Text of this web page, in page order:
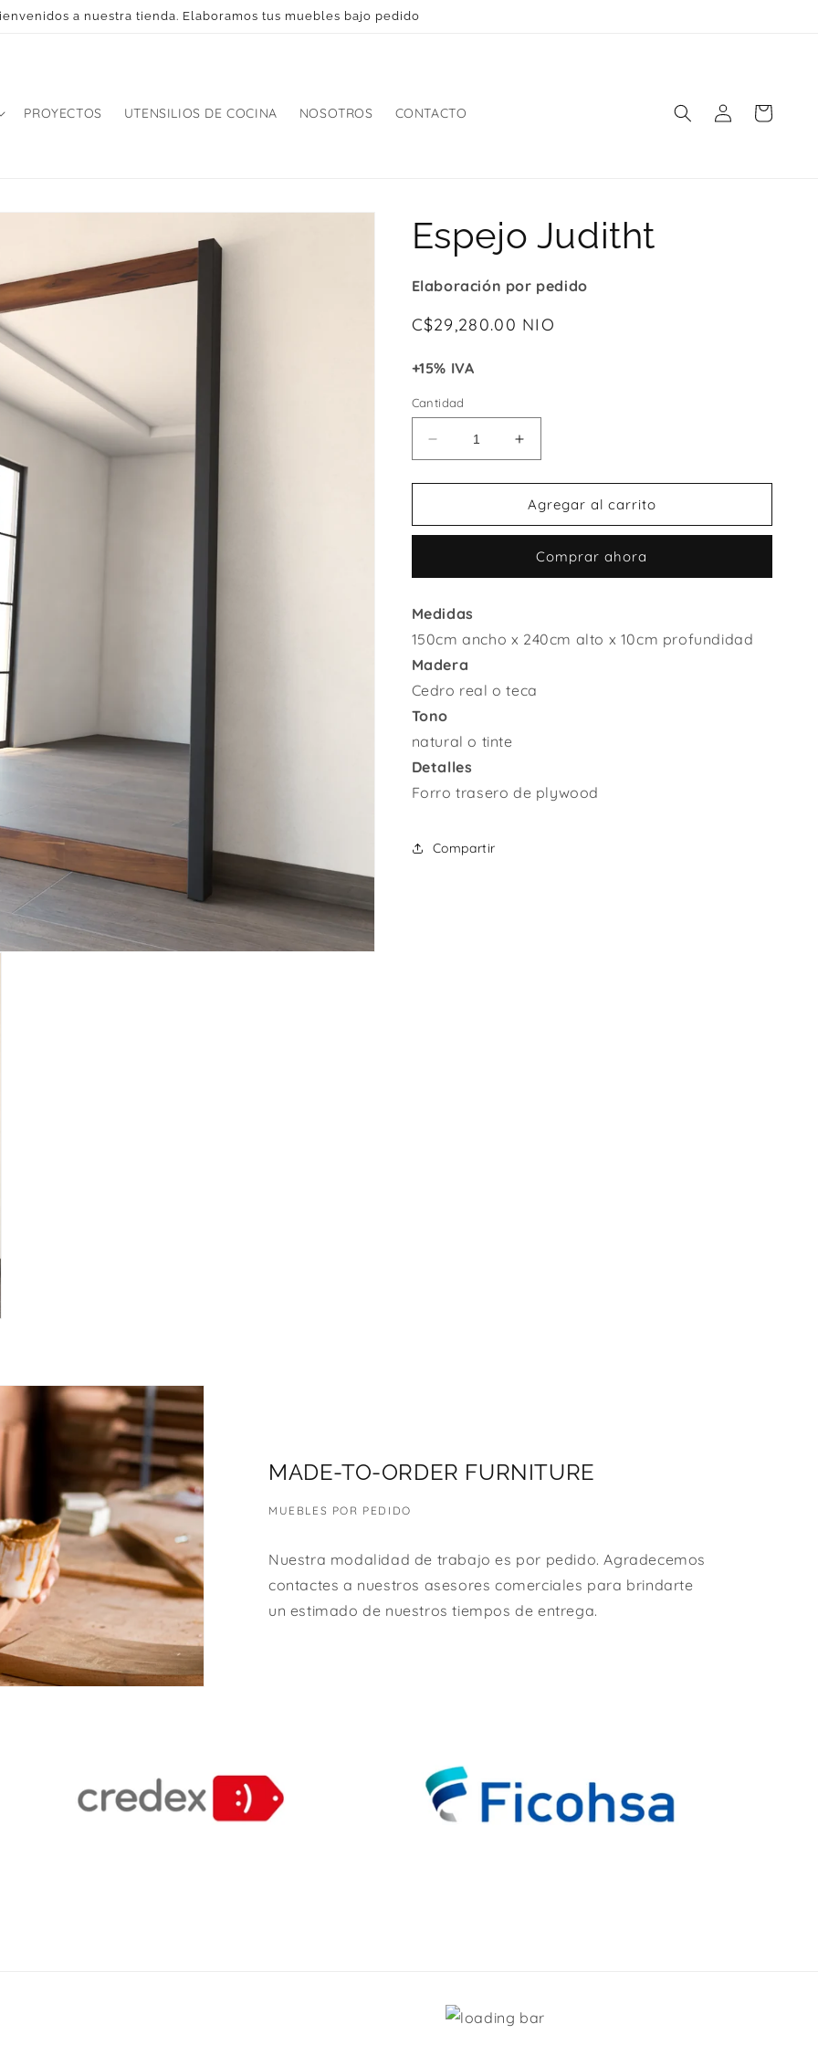
a nuestra tienda. Elaboramos tus muebles bajo pedido
PROYECTOS UTENSILIOS DE COCINA NOSOTROS CONTACTO
Iniciar
sesión
Carrito
Espejo Juditht
Elaboración por pedido
Precio
C$29,280.00 NIO
+15% IVA
Cantidad
Reducir
cantidad
para
Juditht
Aumentar
cantidad
para
Espejo
Juditht
Agregar al carrito
Comprar ahora
Medidas
150cm ancho x 240cm alto x 10cm profundidad
Madera
Cedro real o teca
Tono
natural o tinte
Detalles
Forro trasero de plywood
Compartir
MADE-TO-ORDER FURNITURE
MUEBLES POR PEDIDO
Nuestra modalidad de trabajo es por pedido. Agradecemos
contactes a nuestros asesores comerciales para brindarte
un estimado de nuestros tiempos de entrega.